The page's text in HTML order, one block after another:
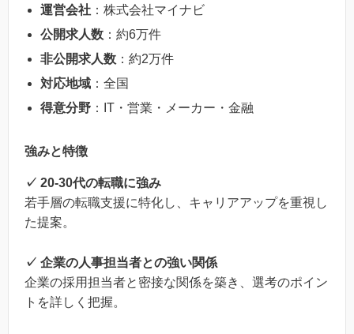
運営会社 ：株式会社マイナビ
公開求人数 ：約6万件
非公開求人数 ：約2万件
対応地域 ：全国
得意分野 ：IT・営業・メーカー・金融
強みと特徴
✓ 20-30代の転職に強み
若手層の転職支援に特化し、キャリアアップを重視し
た提案。
✓ 企業の人事担当者との強い関係
企業の採用担当者と密接な関係を築き、選考のポイン
トを詳しく把握。